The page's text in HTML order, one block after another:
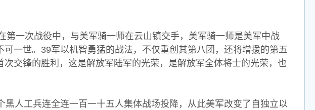
次战役中，与美军骑一师在云山镇交手，美军骑一师是美军中战
一世。39军以机智勇猛的战法，不仅重创其第八团，还将增援的第五
交锋的胜利，这是解放军陆军的光荣，是解放军全体将士的光荣，也
兵连全连一百一十五人集体战场投降，从此美军改变了自独立以